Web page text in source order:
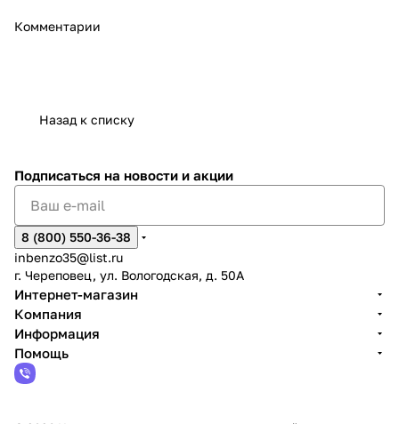
Комментарии
Назад к списку
Подписаться на новости и акции
8 (800) 550-36-38
inbenzo35@list.ru
г. Череповец, ул. Вологодская, д. 50А
Интернет-магазин
Компания
Информация
Помощь